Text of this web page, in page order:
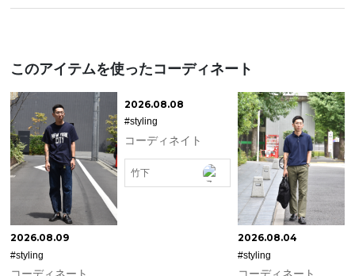
このアイテムを使ったコーディネート
2026.08.09
#styling
2026.08.08
#styling
コーディネイト
竹下
2026.08.04
#styling